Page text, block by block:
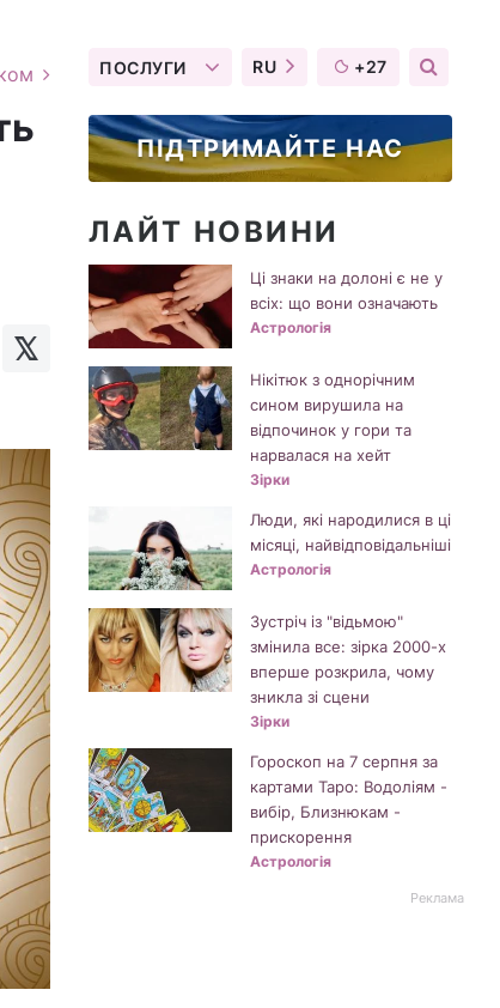
ПОСЛУГИ RU +27
ПІДТРИМАЙТЕ НАС
ЛАЙТ НОВИНИ
Ці знаки на долоні є не у
всіх: що вони означають
Астрологія
Нікітюк з однорічним
сином вирушила на
відпочинок у гори та
нарвалася на хейт
Зірки
Люди, які народилися в ці
місяці, найвідповідальніші
Астрологія
Зустріч із "відьмою"
змінила все: зірка 2000-х
вперше розкрила, чому
зникла зі сцени
Зірки
Гороскоп на 7 серпня за
картами Таро: Водоліям -
вибір, Близнюкам -
прискорення
Астрологія
Реклама